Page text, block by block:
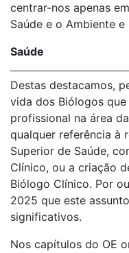
centrar-nos apenas
Saúde e o Ambiente e
Saúde
Destas destacamos,
vida dos Biólogos
profissional na área
qualquer referência à
Superior de Saúde,
Clínico, ou a criação
Biólogo Clínico. Por
2025 que este
significativos.
Nos capítulos do OE